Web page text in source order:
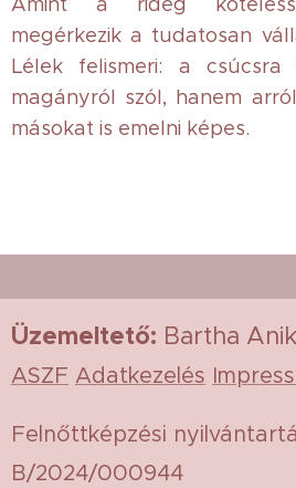
megérkezik a tudatosan
Lélek felismeri: a
magányról szól, hanem
másokat is emelni képes.
Üzemeltető: Bartha
ASZF Adatkezelés
Felnőttképzési
B/2024/000944